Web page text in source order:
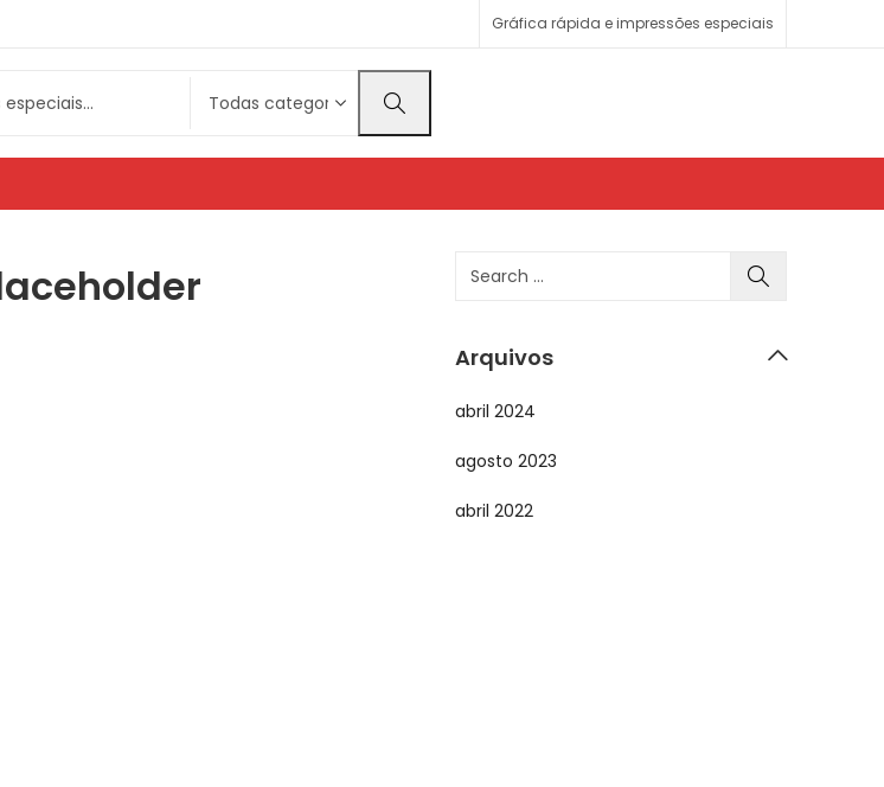
Gráfica rápida e impressões especiais
Arquivos
abril 2024
agosto 2023
abril 2022